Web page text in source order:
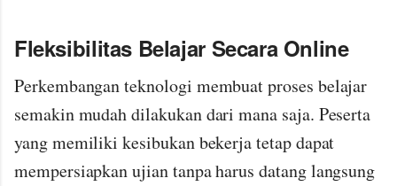
Fleksibilitas Belajar Secara Online
Perkembangan teknologi membuat proses belajar
semakin mudah dilakukan dari mana saja. Peserta
yang memiliki kesibukan bekerja tetap dapat
mempersiapkan ujian tanpa harus datang langsung